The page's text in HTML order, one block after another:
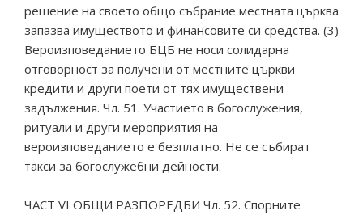
решение на своето общо събрание местната църква
запазва имуществото и финансовите си средства. (3)
Вероизповеданието БЦБ не носи солидарна
отговорност за получени от местните църкви
кредити и други поети от тях имуществени
задължения. Чл. 51. Участието в богослужения,
ритуали и други мероприятия на
вероизповеданието е безплатно. Не се събират
такси за богослужебни дейности.
ЧАСТ VI ОБЩИ РАЗПОРЕДБИ Чл. 52. Спорните